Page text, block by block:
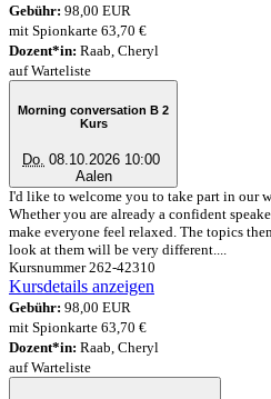
Gebühr: 98,00 EUR
mit Spionkarte 63,70 €
Dozent*in: Raab, Cheryl
auf Warteliste
Morning conversation B 2
Kurs
Do. 08.10.2026 10:00
Aalen
I'd like to welcome you to take part in our
Whether you are already a confident
make everyone feel relaxed. The topics
look at them will be very different....
Kursnummer 262-42310
Kursdetails anzeigen
Gebühr: 98,00 EUR
mit Spionkarte 63,70 €
Dozent*in: Raab, Cheryl
auf Warteliste